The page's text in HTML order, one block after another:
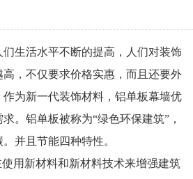
活水平不断的提高，人们对装饰
，不仅要求价格实惠，而且还要外
为新一代装饰材料，铝单板幕墙优
。铝单板被称为“绿色环保建筑”，
并且节能四种特性。
用新材料和新材料技术来增强建筑